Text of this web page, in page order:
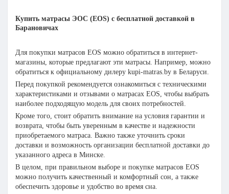
Купить матрасы ЭОС (EOS) с бесплатной доставкой в
Барановичах
Для покупки матрасов EOS можно обратиться в интернет-
магазины, которые предлагают эти матрасы. Например, можно
обратиться к официальному дилеру kupi-matras.by в Беларуси.
Перед покупкой рекомендуется ознакомиться с техническими
характеристиками и отзывами о матрасах EOS, чтобы выбрать
наиболее подходящую модель для своих потребностей.
Кроме того, стоит обратить внимание на условия гарантии и
возврата, чтобы быть уверенным в качестве и надежности
приобретаемого матраса. Важно также уточнить сроки
доставки и возможность организации бесплатной доставки до
указанного адреса в Минске.
В целом, при правильном выборе и покупке матрасов EOS
можно получить качественный и комфортный сон, а также
обеспечить здоровье и удобство во время сна.